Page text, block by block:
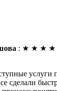
: ★ ★ ★ ★
услуги
сделали